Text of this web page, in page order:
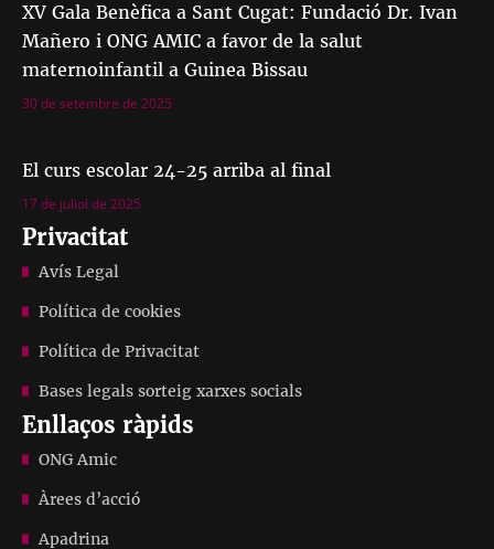
XV Gala Benèfica a Sant Cugat: Fundació Dr. Ivan
Mañero i ONG AMIC a favor de la salut
maternoinfantil a Guinea Bissau
30 de setembre de 2025
El curs escolar 24-25 arriba al final
17 de juliol de 2025
Privacitat
Avís Legal
Política de cookies
Política de Privacitat
Bases legals sorteig xarxes socials
Enllaços ràpids
ONG Amic
Àrees d’acció
Apadrina